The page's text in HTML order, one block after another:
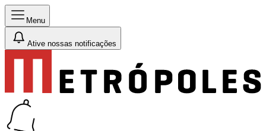
Menu
Ative nossas notificações